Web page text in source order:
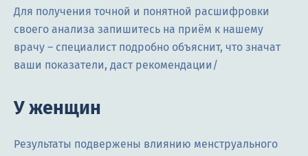
Для получения точной и понятной расшифровки
своего анализа запишитесь на приём к нашему
врачу – специалист подробно объяснит, что значат
ваши показатели, даст рекомендации/
У женщин
Результаты подвержены влиянию менструального